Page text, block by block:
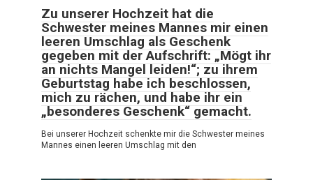
Zu unserer Hochzeit hat die
Schwester meines Mannes mir einen
leeren Umschlag als Geschenk
gegeben mit der Aufschrift: „Mögt ihr
an nichts Mangel leiden!“; zu ihrem
Geburtstag habe ich beschlossen,
mich zu rächen, und habe ihr ein
„besonderes Geschenk“ gemacht.
Bei unserer Hochzeit schenkte mir die Schwester meines
Mannes einen leeren Umschlag mit den